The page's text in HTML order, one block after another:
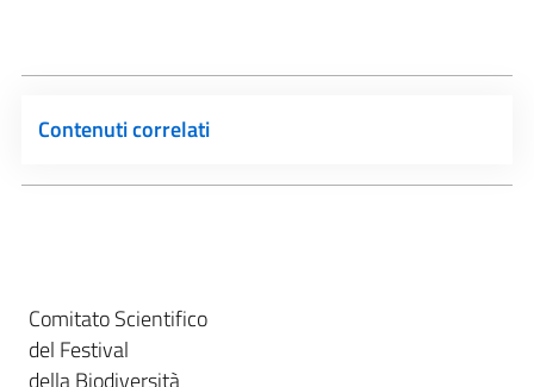
Contenuti correlati
Comitato Scientifico
del Festival
della Biodiversità